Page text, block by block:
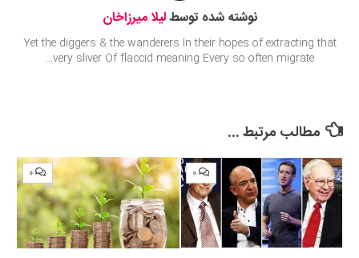
نوشته شده توسطلیلا میرزاخان
Yet the diggers & the wanderers In their hopes of extracting that
very sliver Of flaccid meaning Every so often migrate...
مطالب مرتبط ...
۰ ۰